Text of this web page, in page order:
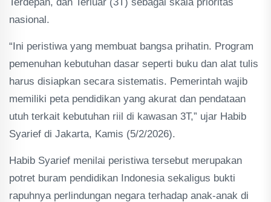
nasional.
“Ini peristiwa yang membuat bangsa prihatin. Program
pemenuhan kebutuhan dasar seperti buku dan alat tulis
harus disiapkan secara sistematis. Pemerintah wajib
memiliki peta pendidikan yang akurat dan pendataan
utuh terkait kebutuhan riil di kawasan 3T,” ujar Habib
Syarief di Jakarta, Kamis (5/2/2026).
Habib Syarief menilai peristiwa tersebut merupakan
potret buram pendidikan Indonesia sekaligus bukti
rapuhnya perlindungan negara terhadap anak-anak di